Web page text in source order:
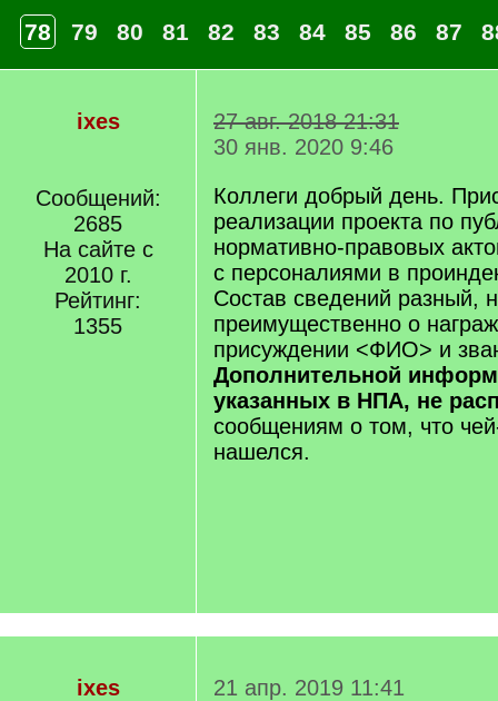
78
79 80 81 82 83 84 85 86 87
ixes
Сообщений:
2685
На сайте с
2010 г.
Рейтинг:
1355
27 авг. 2018 21:31
30 янв. 2020 9:46
Коллеги добрый день.
реализации проекта по
нормативно-правовых
с персоналиями в
Состав сведений разный,
преимущественно о
присуждении <ФИО> и
Дополнительной
указанных в НПА, не
сообщениям о том, что
нашелся.
ixes
21 апр. 2019 11:41